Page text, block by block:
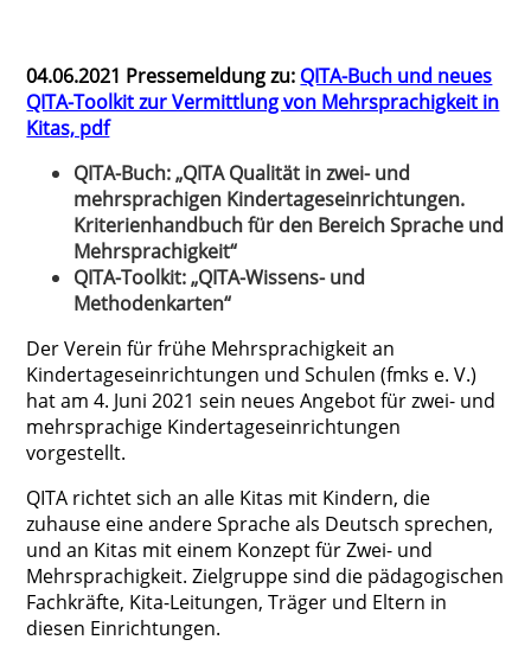
04.06.2021 Pressemeldung zu: QITA-Buch und neues
QITA-Toolkit zur Vermittlung von Mehrsprachigkeit in
Kitas, pdf
QITA-Buch: „QITA Qualität in zwei- und
mehrsprachigen Kindertageseinrichtungen.
Kriterienhandbuch für den Bereich Sprache und
Mehrsprachigkeit“
QITA-Toolkit: „QITA-Wissens- und
Methodenkarten“
Der Verein für frühe Mehrsprachigkeit an
Kindertageseinrichtungen und Schulen (fmks e. V.)
hat am 4. Juni 2021 sein neues Angebot für zwei- und
mehrsprachige Kindertageseinrichtungen
vorgestellt.
QITA richtet sich an alle Kitas mit Kindern, die
zuhause eine andere Sprache als Deutsch sprechen,
und an Kitas mit einem Konzept für Zwei- und
Mehrsprachigkeit. Zielgruppe sind die pädagogischen
Fachkräfte, Kita-Leitungen, Träger und Eltern in
diesen Einrichtungen.